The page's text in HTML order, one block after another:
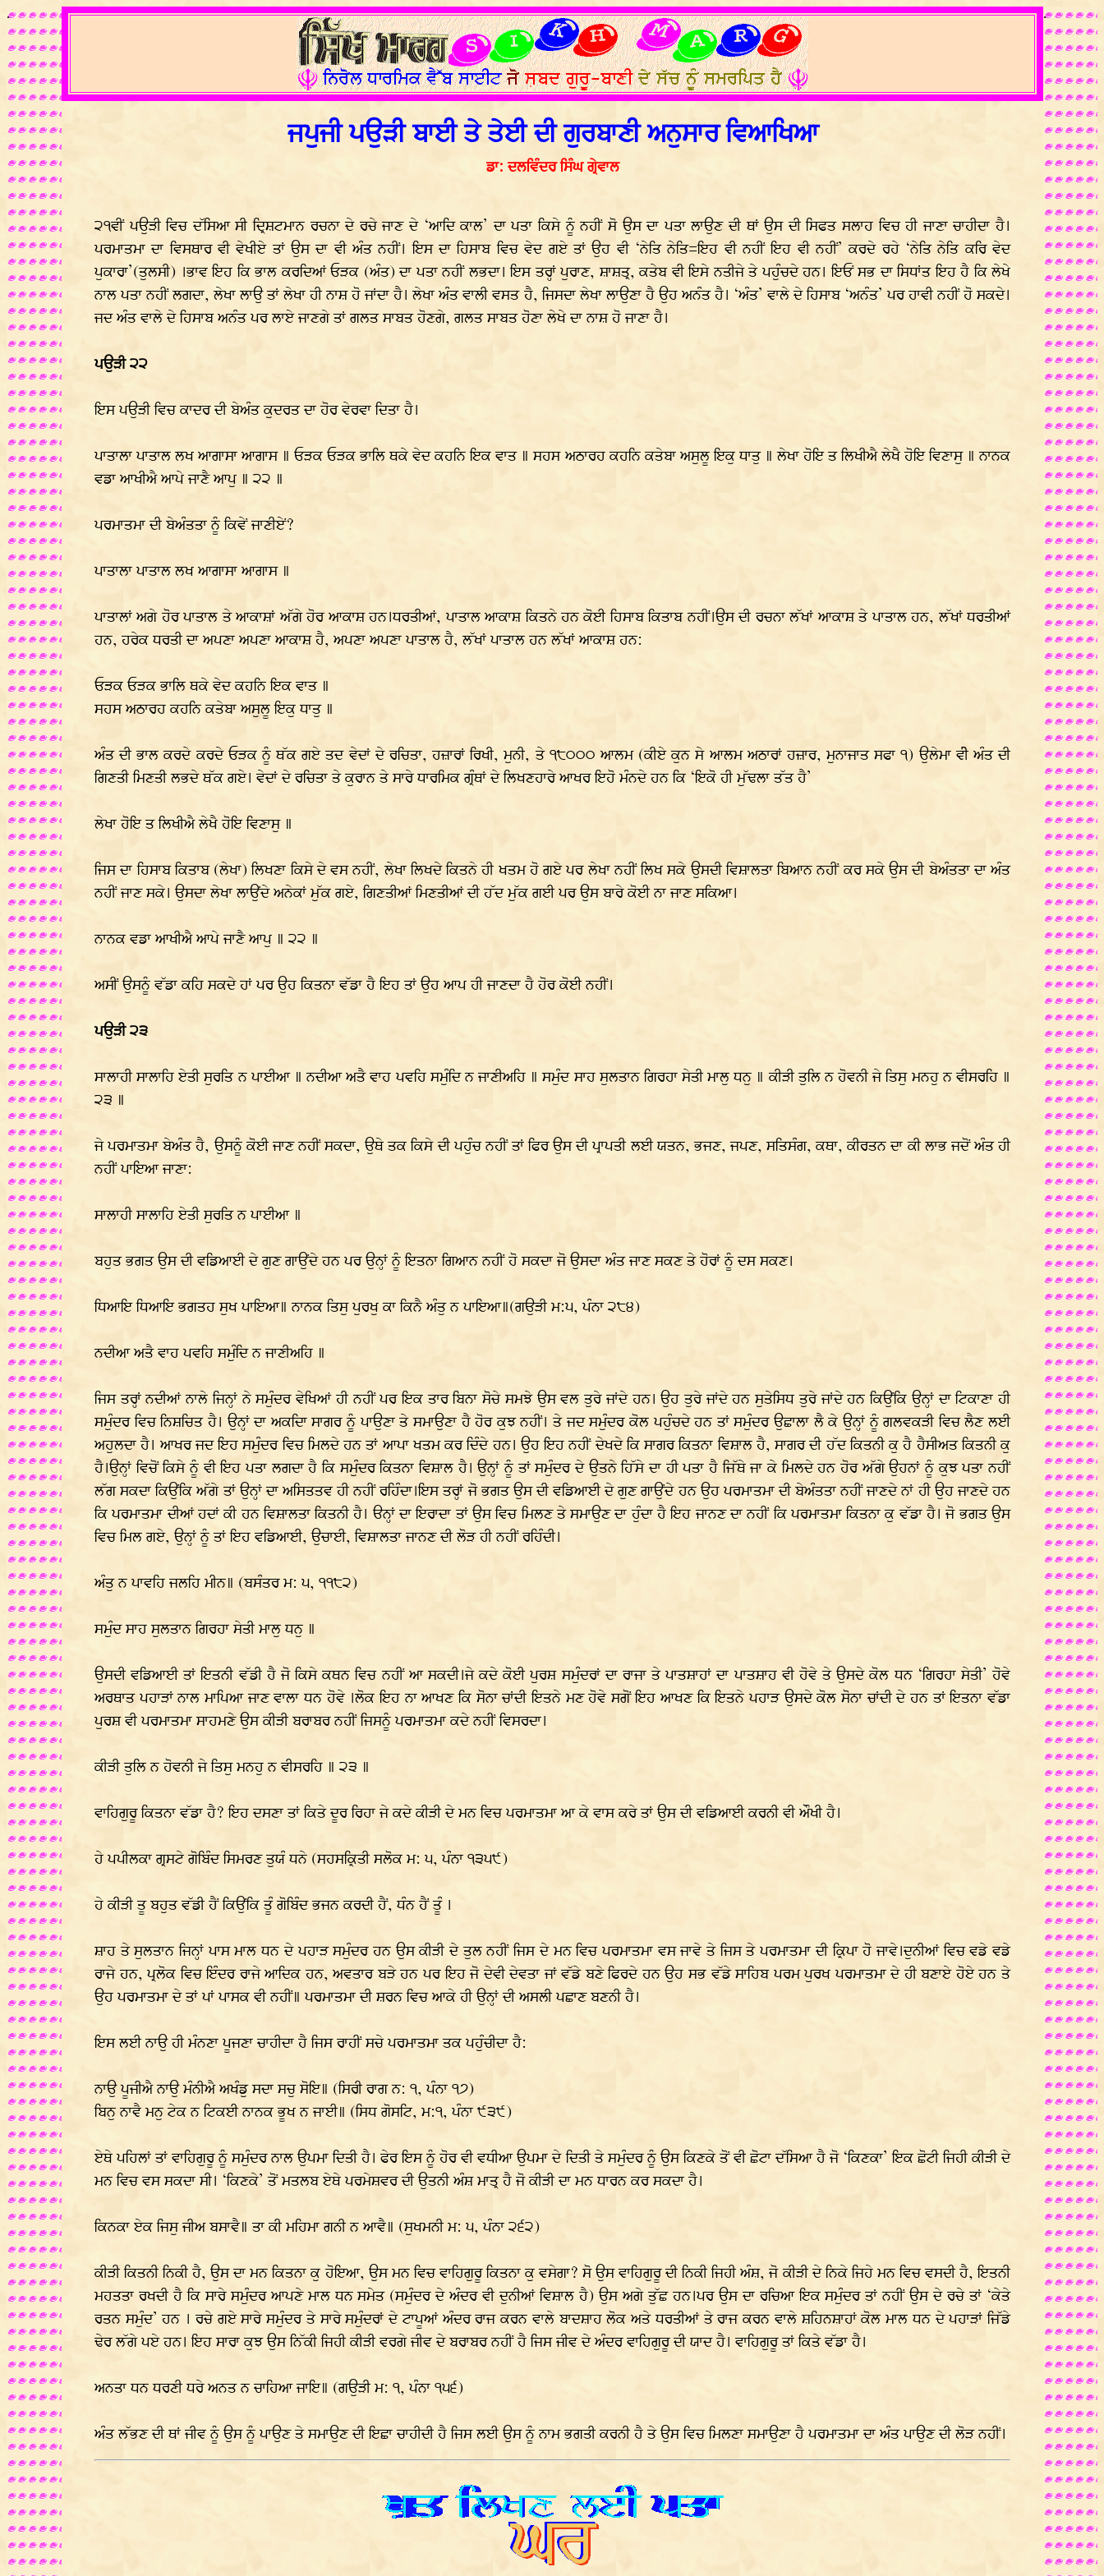
.
ਜਪੁਜੀ ਪਉੜੀ ਬਾਈ ਤੇ ਤੇਈ ਦੀ ਗੁਰਬਾਣੀ ਅਨੁਸਾਰ ਵਿਆਖਿਆ
ਡਾ: ਦਲਵਿੰਦਰ ਸਿੰਘ ਗ੍ਰੇਵਾਲ
੨੧ਵੀਂ ਪਉੜੀ ਵਿਚ ਦੱਸਿਆ ਸੀ ਦ੍ਰਿਸ਼ਟਮਾਨ ਰਚਨਾ ਦੇ ਰਚੇ ਜਾਣ ਦੇ ‘ਆਦਿ ਕਾਲ’ ਦਾ ਪਤਾ ਕਿਸੇ ਨੂੰ ਨਹੀਂ ਸੋ ਉਸ ਦਾ ਪਤਾ ਲਾਉਣ ਦੀ ਥਾਂ ਉਸ ਦੀ ਸਿਫਤ ਸਲਾਹ ਵਿਚ ਹੀ ਜਾਣਾ ਚਾਹੀਦਾ ਹੈ।
ਪਰਮਾਤਮਾ ਦਾ ਵਿਸਥਾਰ ਵੀ ਵੇਖੀਏ ਤਾਂ ਉਸ ਦਾ ਵੀ ਅੰਤ ਨਹੀਂ। ਇਸ ਦਾ ਹਿਸਾਬ ਵਿਚ ਵੇਦ ਗਏ ਤਾਂ ਉਹ ਵੀ ‘ਨੇਤਿ ਨੇਤਿ=ਇਹ ਵੀ ਨਹੀਂ ਇਹ ਵੀ ਨਹੀਂ’ ਕਰਦੇ ਰਹੇ ‘ਨੇਤਿ ਨੇਤਿ ਕਰਿ ਵੇਦ
ਪੁਕਾਰਾ’(ਤੁਲਸੀ) ।ਭਾਵ ਇਹ ਕਿ ਭਾਲ ਕਰਦਿਆਂ ਓੜਕ (ਅੰਤ) ਦਾ ਪਤਾ ਨਹੀਂ ਲਭਦਾ। ਇਸ ਤਰ੍ਹਾਂ ਪੁਰਾਣ, ਸ਼ਾਸ਼ਤ੍ਰ, ਕਤੇਬ ਵੀ ਇਸੇ ਨਤੀਜੇ ਤੇ ਪਹੁੰਚਦੇ ਹਨ। ਇਓਂ ਸਭ ਦਾ ਸਿਧਾਂਤ ਇਹ ਹੈ ਕਿ ਲੇਖੇ
ਨਾਲ ਪਤਾ ਨਹੀਂ ਲਗਦਾ, ਲੇਖਾ ਲਾਉ ਤਾਂ ਲੇਖਾ ਹੀ ਨਾਸ਼ ਹੋ ਜਾਂਦਾ ਹੈ। ਲੇਖਾ ਅੰਤ ਵਾਲੀ ਵਸਤ ਹੈ, ਜਿਸਦਾ ਲੇਖਾ ਲਾਉਣਾ ਹੈ ਉਹ ਅਨੰਤ ਹੈ। ‘ਅੰਤ’ ਵਾਲੇ ਦੇ ਹਿਸਾਬ ‘ਅਨੰਤ’ ਪਰ ਹਾਵੀ ਨਹੀਂ ਹੋ ਸਕਦੇ।
ਜਦ ਅੰਤ ਵਾਲੇ ਦੇ ਹਿਸਾਬ ਅਨੰਤ ਪਰ ਲਾਏ ਜਾਣਗੇ ਤਾਂ ਗਲਤ ਸਾਬਤ ਹੋਣਗੇ, ਗਲਤ ਸਾਬਤ ਹੋਣਾ ਲੇਖੇ ਦਾ ਨਾਸ਼ ਹੋ ਜਾਣਾ ਹੈ।
ਪਉੜੀ ੨੨
ਇਸ ਪਉੜੀ ਵਿਚ ਕਾਦਰ ਦੀ ਬੇਅੰਤ ਕੁਦਰਤ ਦਾ ਹੋਰ ਵੇਰਵਾ ਦਿਤਾ ਹੈ।
ਪਾਤਾਲਾ ਪਾਤਾਲ ਲਖ ਆਗਾਸਾ ਆਗਾਸ ॥ ਓੜਕ ਓੜਕ ਭਾਲਿ ਥਕੇ ਵੇਦ ਕਹਨਿ ਇਕ ਵਾਤ ॥ ਸਹਸ ਅਠਾਰਹ ਕਹਨਿ ਕਤੇਬਾ ਅਸੁਲੂ ਇਕੁ ਧਾਤੁ ॥ ਲੇਖਾ ਹੋਇ ਤ ਲਿਖੀਐ ਲੇਖੈ ਹੋਇ ਵਿਣਾਸੁ ॥ ਨਾਨਕ
ਵਡਾ ਆਖੀਐ ਆਪੇ ਜਾਣੈ ਆਪੁ ॥ ੨੨ ॥
ਪਰਮਾਤਮਾ ਦੀ ਬੇਅੰਤਤਾ ਨੂੰ ਕਿਵੇਂ ਜਾਣੀਏਂ?
ਪਾਤਾਲਾ ਪਾਤਾਲ ਲਖ ਆਗਾਸਾ ਆਗਾਸ ॥
ਪਾਤਾਲਾਂ ਅਗੇ ਹੋਰ ਪਾਤਾਲ ਤੇ ਆਕਾਸ਼ਾਂ ਅੱਗੇ ਹੋਰ ਆਕਾਸ਼ ਹਨ।ਧਰਤੀਆਂ, ਪਾਤਾਲ ਆਕਾਸ਼ ਕਿਤਨੇ ਹਨ ਕੋਈ ਹਿਸਾਬ ਕਿਤਾਬ ਨਹੀਂ।ਉਸ ਦੀ ਰਚਨਾ ਲੱਖਾਂ ਆਕਾਸ਼ ਤੇ ਪਾਤਾਲ ਹਨ, ਲੱਖਾਂ ਧਰਤੀਆਂ
ਹਨ, ਹਰੇਕ ਧਰਤੀ ਦਾ ਅਪਣਾ ਅਪਣਾ ਆਕਾਸ਼ ਹੈ, ਅਪਣਾ ਅਪਣਾ ਪਾਤਾਲ ਹੈ, ਲੱਖਾਂ ਪਾਤਾਲ ਹਨ ਲੱਖਾਂ ਆਕਾਸ਼ ਹਨ:
ਓੜਕ ਓੜਕ ਭਾਲਿ ਥਕੇ ਵੇਦ ਕਹਨਿ ਇਕ ਵਾਤ ॥
ਸਹਸ ਅਠਾਰਹ ਕਹਨਿ ਕਤੇਬਾ ਅਸੁਲੂ ਇਕੁ ਧਾਤੁ ॥
ਅੰਤ ਦੀ ਭਾਲ ਕਰਦੇ ਕਰਦੇ ਓੜਕ ਨੂੰ ਥੱਕ ਗਏ ਤਦ ਵੇਦਾਂ ਦੇ ਰਚਿਤਾ, ਹਜ਼ਾਰਾਂ ਰਿਖੀ, ਮੁਨੀ, ਤੇ ੧੮੦੦੦ ਆਲਮ (ਕੀਏ ਕੁਨ ਸੇ ਆਲਮ ਅਠਾਰਾਂ ਹਜ਼ਾਰ, ਮੁਨਾਜਾਤ ਸਫਾ ੧) ਉਲੇਮਾ ਵੀੇ ਅੰਤ ਦੀ
ਗਿਣਤੀ ਮਿਣਤੀ ਲਭਦੇ ਥੱਕ ਗਏ। ਵੇਦਾਂ ਦੇ ਰਚਿਤਾ ਤੇ ਕੁਰਾਨ ਤੇ ਸਾਰੇ ਧਾਰਮਿਕ ਗ੍ਰੰਥਾਂ ਦੇ ਲਿਖਣਹਾਰੇ ਆਖਰ ਇਹੋ ਮੰਨਦੇ ਹਨ ਕਿ ‘ਇਕੋ ਹੀ ਮੁੱਢਲਾ ਤੱਤ ਹੈ’
ਲੇਖਾ ਹੋਇ ਤ ਲਿਖੀਐ ਲੇਖੈ ਹੋਇ ਵਿਣਾਸੁ ॥
ਜਿਸ ਦਾ ਹਿਸਾਬ ਕਿਤਾਬ (ਲੇਖਾ) ਲਿਖਣਾ ਕਿਸੇ ਦੇ ਵਸ ਨਹੀਂ, ਲੇਖਾ ਲਿਖਦੇ ਕਿਤਨੇ ਹੀ ਖਤਮ ਹੋ ਗਏ ਪਰ ਲੇਖਾ ਨਹੀਂ ਲਿਖ ਸਕੇ ਉਸਦੀ ਵਿਸ਼ਾਲਤਾ ਬਿਆਨ ਨਹੀਂ ਕਰ ਸਕੇ ਉਸ ਦੀ ਬੇਅੰਤਤਾ ਦਾ ਅੰਤ
ਨਹੀਂ ਜਾਣ ਸਕੇ। ਉਸਦਾ ਲੇਖਾ ਲਾਉਂਦੇ ਅਨੇਕਾਂ ਮੁੱਕ ਗਏ, ਗਿਣਤੀਆਂ ਮਿਣਤੀਆਂ ਦੀ ਹੱਦ ਮੁੱਕ ਗਈ ਪਰ ਉਸ ਬਾਰੇ ਕੋਈ ਨਾ ਜਾਣ ਸਕਿਆ।
ਨਾਨਕ ਵਡਾ ਆਖੀਐ ਆਪੇ ਜਾਣੈ ਆਪੁ ॥ ੨੨ ॥
ਅਸੀਂ ਉਸਨੂੰ ਵੱਡਾ ਕਹਿ ਸਕਦੇ ਹਾਂ ਪਰ ਉਹ ਕਿਤਨਾ ਵੱਡਾ ਹੈ ਇਹ ਤਾਂ ਉਹ ਆਪ ਹੀ ਜਾਣਦਾ ਹੈ ਹੋਰ ਕੋਈ ਨਹੀਂ।
ਪਉੜੀ ੨੩
ਸਾਲਾਹੀ ਸਾਲਾਹਿ ਏਤੀ ਸੁਰਤਿ ਨ ਪਾਈਆ ॥ ਨਦੀਆ ਅਤੈ ਵਾਹ ਪਵਹਿ ਸਮੁੰਦਿ ਨ ਜਾਣੀਅਹਿ ॥ ਸਮੁੰਦ ਸਾਹ ਸੁਲਤਾਨ ਗਿਰਹਾ ਸੇਤੀ ਮਾਲੁ ਧਨੁ ॥ ਕੀੜੀ ਤੁਲਿ ਨ ਹੋਵਨੀ ਜੇ ਤਿਸੁ ਮਨਹੁ ਨ ਵੀਸਰਹਿ ॥
੨੩ ॥
ਜੇ ਪਰਮਾਤਮਾ ਬੇਅੰਤ ਹੈ, ਉਸਨੂੰ ਕੋਈ ਜਾਣ ਨਹੀਂ ਸਕਦਾ, ਉਥੇ ਤਕ ਕਿਸੇ ਦੀ ਪਹੁੰਚ ਨਹੀਂ ਤਾਂ ਫਿਰ ਉਸ ਦੀ ਪ੍ਰਾਪਤੀ ਲਈ ਯਤਨ, ਭਜਣ, ਜਪਣ, ਸਤਿਸੰਗ, ਕਥਾ, ਕੀਰਤਨ ਦਾ ਕੀ ਲਾਭ ਜਦੋਂ ਅੰਤ ਹੀ
ਨਹੀਂ ਪਾਇਆ ਜਾਣਾ:
ਸਾਲਾਹੀ ਸਾਲਾਹਿ ਏਤੀ ਸੁਰਤਿ ਨ ਪਾਈਆ ॥
ਬਹੁਤ ਭਗਤ ਉਸ ਦੀ ਵਡਿਆਈ ਦੇ ਗੁਣ ਗਾਉਂਦੇ ਹਨ ਪਰ ਉਨ੍ਹਾਂ ਨੂੰ ਇਤਨਾ ਗਿਆਨ ਨਹੀਂ ਹੋ ਸਕਦਾ ਜੋ ਉਸਦਾ ਅੰਤ ਜਾਣ ਸਕਣ ਤੇ ਹੋਰਾਂ ਨੂੰ ਦਸ ਸਕਣ।
ਧਿਆਇ ਧਿਆਇ ਭਗਤਹ ਸੁਖ ਪਾਇਆ॥ ਨਾਨਕ ਤਿਸੁ ਪੁਰਖੁ ਕਾ ਕਿਨੈ ਅੰਤੁ ਨ ਪਾਇਆ॥(ਗਉੜੀ ਮ:੫, ਪੰਨਾ ੨੮੪)
ਨਦੀਆ ਅਤੈ ਵਾਹ ਪਵਹਿ ਸਮੁੰਦਿ ਨ ਜਾਣੀਅਹਿ ॥
ਜਿਸ ਤਰ੍ਹਾਂ ਨਦੀਆਂ ਨਾਲੇ ਜਿਨ੍ਹਾਂ ਨੇ ਸਮੁੰਦਰ ਵੇਖਿਆਂ ਹੀ ਨਹੀਂ ਪਰ ਇਕ ਤਾਰ ਬਿਨਾ ਸੋਚੇ ਸਮਝੇ ਉਸ ਵਲ ਤੁਰੇ ਜਾਂਦੇ ਹਨ। ਉਹ ਤੁਰੇ ਜਾਂਦੇ ਹਨ ਸੁਤੇਸਿਧ ਤੁਰੇ ਜਾਂਦੇ ਹਨ ਕਿਉਂਕਿ ਉਨ੍ਹਾਂ ਦਾ ਟਿਕਾਣਾ ਹੀ
ਸਮੁੰਦਰ ਵਿਚ ਨਿਸ਼ਚਿਤ ਹੈ। ਉਨ੍ਹਾਂ ਦਾ ਅਕਦਿਾ ਸਾਗਰ ਨੂੰ ਪਾਉਣਾ ਤੇ ਸਮਾਉਣਾ ਹੈ ਹੋਰ ਕੁਝ ਨਹੀਂ। ਤੇ ਜਦ ਸਮੁੰਦਰ ਕੋਲ ਪਹੁੰਚਦੇ ਹਨ ਤਾਂ ਸਮੁੰਦਰ ਉਛਾਲਾ ਲੈ ਕੇ ਉਨ੍ਹਾਂ ਨੂੰ ਗਲਵਕੜੀ ਵਿਚ ਲੈਣ ਲਈ
ਅਹੁਲਦਾ ਹੈ। ਆਖਰ ਜਦ ਇਹ ਸਮੁੰਦਰ ਵਿਚ ਮਿਲਦੇ ਹਨ ਤਾਂ ਆਪਾ ਖਤਮ ਕਰ ਦਿੰਦੇ ਹਨ। ਉਹ ਇਹ ਨਹੀਂ ਦੇਖਦੇ ਕਿ ਸਾਗਰ ਕਿਤਨਾ ਵਿਸ਼ਾਲ ਹੈ, ਸਾਗਰ ਦੀ ਹੱਦ ਕਿਤਨੀ ਕੁ ਹੈ ਹੈਸੀਅਤ ਕਿਤਨੀ ਕੁ
ਹੈ।ਉਨ੍ਹਾਂ ਵਿਚੋਂ ਕਿਸੇ ਨੂੰ ਵੀ ਇਹ ਪਤਾ ਲਗਦਾ ਹੈ ਕਿ ਸਮੁੰਦਰ ਕਿਤਨਾ ਵਿਸ਼ਾਲ ਹੈ। ਉਨ੍ਹਾਂ ਨੂੰ ਤਾਂ ਸਮੁੰਦਰ ਦੇ ਉਤਨੇ ਹਿੱਸੇ ਦਾ ਹੀ ਪਤਾ ਹੈ ਜਿੱਥੇ ਜਾ ਕੇ ਮਿਲਦੇ ਹਨ ਹੋਰ ਅੱਗੇ ਉਹਨਾਂ ਨੂੰ ਕੁਝ ਪਤਾ ਨਹੀਂ
ਲੱਗ ਸਕਦਾ ਕਿਉਂਕਿ ਅੱਗੇ ਤਾਂ ਉਨ੍ਹਾਂ ਦਾ ਅਸਿਤਤਵ ਹੀ ਨਹੀਂ ਰਹਿੰਦਾ।ਇਸ ਤਰ੍ਹਾਂ ਜੋ ਭਗਤ ਉਸ ਦੀ ਵਡਿਆਈ ਦੇ ਗੁਣ ਗਾਉਂਦੇ ਹਨ ਉਹ ਪਰਮਾਤਮਾ ਦੀ ਬੇਅੰਤਤਾ ਨਹੀਂ ਜਾਣਦੇ ਨਾਂ ਹੀ ਉਹ ਜਾਣਦੇ ਹਨ
ਕਿ ਪਰਮਾਤਮਾ ਦੀਆਂ ਹਦਾਂ ਕੀ ਹਨ ਵਿਸ਼ਾਲਤਾ ਕਿਤਨੀ ਹੈ। ੳਨ੍ਹਾਂ ਦਾ ਇਰਾਦਾ ਤਾਂ ਉਸ ਵਿਚ ਮਿਲਣ ਤੇ ਸਮਾਉਣ ਦਾ ਹੁੰਦਾ ਹੈ ਇਹ ਜਾਨਣ ਦਾ ਨਹੀਂ ਕਿ ਪਰਮਾਤਮਾ ਕਿਤਨਾ ਕੁ ਵੱਡਾ ਹੈ। ਜੋ ਭਗਤ ਉਸ
ਵਿਚ ਮਿਲ ਗਏ, ਉਨ੍ਹਾਂ ਨੂੰ ਤਾਂ ਇਹ ਵਡਿਆਈ, ਉਚਾਈ, ਵਿਸ਼ਾਲਤਾ ਜਾਨਣ ਦੀ ਲੋੜ ਹੀ ਨਹੀਂ ਰਹਿੰਦੀ।
ਅੰਤੁ ਨ ਪਾਵਹਿ ਜਲਹਿ ਮੀਨ॥ (ਬਸੰਤਰ ਮ: ੫, ੧੧੮੨)
ਸਮੁੰਦ ਸਾਹ ਸੁਲਤਾਨ ਗਿਰਹਾ ਸੇਤੀ ਮਾਲੁ ਧਨੁ ॥
ਉਸਦੀ ਵਡਿਆਈ ਤਾਂ ਇਤਨੀ ਵੱਡੀ ਹੈ ਜੋ ਕਿਸੇ ਕਥਨ ਵਿਚ ਨਹੀਂ ਆ ਸਕਦੀ।ਜੇ ਕਦੇ ਕੋਈ ਪੁਰਸ਼ ਸਮੁੰਦਰਾਂ ਦਾ ਰਾਜਾ ਤੇ ਪਾਤਸ਼ਾਹਾਂ ਦਾ ਪਾਤਸ਼ਾਹ ਵੀ ਹੋਵੇ ਤੇ ਉਸਦੇ ਕੋਲ ਧਨ ‘ਗਿਰਹਾ ਸੇਤੀ’ ਹੋਵੇ
ਅਰਥਾਤ ਪਹਾੜਾਂ ਨਾਲ ਮਾਪਿਆ ਜਾਣ ਵਾਲਾ ਧਨ ਹੋਵੇ ।ਲੋਕ ਇਹ ਨਾ ਆਖਣ ਕਿ ਸੋਨਾ ਚਾਂਦੀ ਇਤਨੇ ਮਣ ਹੋਵੇ ਸਗੋਂ ਇਹ ਆਖਣ ਕਿ ਇਤਨੇ ਪਹਾੜ ਉਸਦੇ ਕੋਲ ਸੋਨਾ ਚਾਂਦੀ ਦੇ ਹਨ ਤਾਂ ਇਤਨਾ ਵੱਡਾ
ਪੁਰਸ਼ ਵੀ ਪਰਮਾਤਮਾ ਸਾਹਮਣੇ ਉਸ ਕੀੜੀ ਬਰਾਬਰ ਨਹੀਂ ਜਿਸਨੂੰ ਪਰਮਾਤਮਾ ਕਦੇ ਨਹੀਂ ਵਿਸਰਦਾ।
ਕੀੜੀ ਤੁਲਿ ਨ ਹੋਵਨੀ ਜੇ ਤਿਸੁ ਮਨਹੁ ਨ ਵੀਸਰਹਿ ॥ ੨੩ ॥
ਵਾਹਿਗੁਰੂ ਕਿਤਨਾ ਵੱਡਾ ਹੈ? ਇਹ ਦਸਣਾ ਤਾਂ ਕਿਤੇ ਦੂਰ ਰਿਹਾ ਜੇ ਕਦੇ ਕੀੜੀ ਦੇ ਮਨ ਵਿਚ ਪਰਮਾਤਮਾ ਆ ਕੇ ਵਾਸ ਕਰੇ ਤਾਂ ਉਸ ਦੀ ਵਡਿਆਈ ਕਰਨੀ ਵੀ ਔਖੀ ਹੈ।
ਹੇ ਪਪੀਲਕਾ ਗ੍ਰਸਟੇ ਗੋਬਿੰਦ ਸਿਮਰਣ ਤੁਯੰ ਧਨੇ (ਸਹਸਕ੍ਰਿਤੀ ਸਲੋਕ ਮ: ੫, ਪੰਨਾ ੧੩੫੯)
ਹੇ ਕੀੜੀ ਤੂ ਬਹੁਤ ਵੱਡੀ ਹੈਂ ਕਿਉਂਕਿ ਤੂੰ ਗੋਬਿੰਦ ਭਜਨ ਕਰਦੀ ਹੈਂ, ਧੰਨ ਹੈਂ ਤੂੰ ।
ਸ਼ਾਹ ਤੇ ਸੁਲਤਾਨ ਜਿਨ੍ਹਾਂ ਪਾਸ ਮਾਲ ਧਨ ਦੇ ਪਹਾੜ ਸਮੁੰਦਰ ਹਨ ਉਸ ਕੀੜੀ ਦੇ ਤੁਲ ਨਹੀਂ ਜਿਸ ਦੇ ਮਨ ਵਿਚ ਪਰਮਾਤਮਾ ਵਸ ਜਾਵੇ ਤੇ ਜਿਸ ਤੇ ਪਰਮਾਤਮਾ ਦੀ ਕ੍ਰਿਪਾ ਹੋ ਜਾਵੇ।ਦੁਨੀਆਂ ਵਿਚ ਵਡੇ ਵਡੇ
ਰਾਜੇ ਹਨ, ਪ੍ਰਲੋਕ ਵਿਚ ਇੰਦਰ ਰਾਜੇ ਆਦਿਕ ਹਨ, ਅਵਤਾਰ ਬੜੇ ਹਨ ਪਰ ਇਹ ਜੋ ਦੇਵੀ ਦੇਵਤਾ ਜਾਂ ਵੱਡੇ ਬਣੇ ਫਿਰਦੇ ਹਨ ਉਹ ਸਭ ਵੱਡੇ ਸਾਹਿਬ ਪਰਮ ਪੁਰਖ ਪਰਮਾਤਮਾ ਦੇ ਹੀ ਬਣਾਏ ਹੋਏ ਹਨ ਤੇ
ਉਹ ਪਰਮਾਤਮਾ ਦੇ ਤਾਂ ਪਾਂ ਪਾਸਕ ਵੀ ਨਹੀਂ॥ ਪਰਮਾਤਮਾ ਦੀ ਸ਼ਰਨ ਵਿਚ ਆਕੇ ਹੀ ਉਨ੍ਹਾਂ ਦੀ ਅਸਲੀ ਪਛਾਣ ਬਣਨੀ ਹੈ।
ਇਸ ਲਈ ਨਾਉ ਹੀ ਮੰਨਣਾ ਪੂਜਣਾ ਚਾਹੀਦਾ ਹੈ ਜਿਸ ਰਾਹੀਂ ਸਚੇ ਪਰਮਾਤਮਾ ਤਕ ਪਹੁੰਚੀਦਾ ਹੈ:
ਨਾਉ ਪੂਜੀਐ ਨਾਉ ਮੰਨੀਐ ਅਖੰਡੁ ਸਦਾ ਸਚੁ ਸੋਇ॥ (ਸਿਰੀ ਰਾਗ ਨ: ੧, ਪੰਨਾ ੧੭)
ਬਿਨੁ ਨਾਵੈ ਮਨੁ ਟੇਕ ਨ ਟਿਕਈ ਨਾਨਕ ਭੂਖ ਨ ਜਾਈ॥ (ਸਿਧ ਗੋਸਟਿ, ਮ:੧, ਪੰਨਾ ੯੩੯)
ਏਥੇ ਪਹਿਲਾਂ ਤਾਂ ਵਾਹਿਗੁਰੂ ਨੂੰ ਸਮੁੰਦਰ ਨਾਲ ਉਪਮਾ ਦਿਤੀ ਹੈ। ਫੇਰ ਇਸ ਨੂੰ ਹੋਰ ਵੀ ਵਧੀਆ ਉਪਮਾ ਦੇ ਦਿਤੀ ਤੇ ਸਮੁੰਦਰ ਨੂੰ ਉਸ ਕਿਣਕੇ ਤੋਂ ਵੀ ਛੋਟਾ ਦੱਸਿਆ ਹੈ ਜੋ ‘ਕਿਣਕਾ’ ਇਕ ਛੋਟੀ ਜਿਹੀ ਕੀੜੀ ਦੇ
ਮਨ ਵਿਚ ਵਸ ਸਕਦਾ ਸੀ। ‘ਕਿਣਕੇ’ ਤੋਂ ਮਤਲਬ ਏਥੇ ਪਰਮੇਸ਼ਵਰ ਦੀ ਉਤਨੀ ਅੰਸ਼ ਮਾਤ੍ਰ ਹੈ ਜੋ ਕੀੜੀ ਦਾ ਮਨ ਧਾਰਨ ਕਰ ਸਕਦਾ ਹੈ।
ਕਿਨਕਾ ਏਕ ਜਿਸੁ ਜੀਅ ਬਸਾਵੈ॥ ਤਾ ਕੀ ਮਹਿਮਾ ਗਨੀ ਨ ਆਵੈ॥ (ਸੁਖਮਨੀ ਮ: ੫, ਪੰਨਾ ੨੬੨)
ਕੀੜੀ ਕਿਤਨੀ ਨਿਕੀ ਹੈ, ਉਸ ਦਾ ਮਨ ਕਿਤਨਾ ਕੁ ਹੋਇਆ, ਉਸ ਮਨ ਵਿਚ ਵਾਹਿਗੁਰੂ ਕਿਤਨਾ ਕੁ ਵਸੇਗਾ? ਸੋ ਉਸ ਵਾਹਿਗੁਰੂ ਦੀ ਨਿਕੀ ਜਿਹੀ ਅੰਸ਼, ਜੋ ਕੀੜੀ ਦੇ ਨਿਕੇ ਜਿਹੇ ਮਨ ਵਿਚ ਵਸਦੀ ਹੈ, ਇਤਨੀ
ਮਹਤਤਾ ਰਖਦੀ ਹੈ ਕਿ ਸਾਰੇ ਸਮੁੰਦਰ ਆਪਣੇ ਮਾਲ ਧਨ ਸਮੇਤ (ਸਮੁੰਦਰ ਦੇ ਅੰਦਰ ਵੀ ਦੁਨੀਆਂ ਵਿਸ਼ਾਲ ਹੈ) ਉਸ ਅਗੇ ਤੁੱਛ ਹਨ।ਪਰ ਉਸ ਦਾ ਰਚਿਆ ਇਕ ਸਮੁੰਦਰ ਤਾਂ ਨਹੀਂ ਉਸ ਦੇ ਰਚੇ ਤਾਂ ‘ਕੇਤੇ
ਰਤਨ ਸਮੁੰਦ’ ਹਨ । ਰਚੇ ਗਏ ਸਾਰੇ ਸਮੁੰਦਰ ਤੇ ਸਾਰੇ ਸਮੁੰਦਰਾਂ ਦੇ ਟਾਪੂਆਂ ਅੰਦਰ ਰਾਜ ਕਰਨ ਵਾਲੇ ਬਾਦਸ਼ਾਹ ਲੋਕ ਅਤੇ ਧਰਤੀਆਂ ਤੇ ਰਾਜ ਕਰਨ ਵਾਲੇ ਸ਼ਹਿਨਸ਼ਾਹਾਂ ਕੋਲ ਮਾਲ ਧਨ ਦੇ ਪਹਾੜਾਂ ਜਿੱਡੇ
ਢੇਰ ਲੱਗੇ ਪਏ ਹਨ। ਇਹ ਸਾਰਾ ਕੁਝ ਉਸ ਨਿੱਕੀ ਜਿਹੀ ਕੀੜੀ ਵਰਗੇ ਜੀਵ ਦੇ ਬਰਾਬਰ ਨਹੀਂ ਹੈ ਜਿਸ ਜੀਵ ਦੇ ਅੰਦਰ ਵਾਹਿਗੁਰੂ ਦੀ ਯਾਦ ਹੈ। ਵਾਹਿਗੁਰੂ ਤਾਂ ਕਿਤੇ ਵੱਡਾ ਹੈ।
ਅਨਤਾ ਧਨ ਧਰਣੀ ਧਰੇ ਅਨਤ ਨ ਚਾਹਿਆ ਜਾਇ॥ (ਗਉੜੀ ਮ: ੧, ਪੰਨਾ ੧੫੬)
ਅੰਤ ਲੱਭਣ ਦੀ ਥਾਂ ਜੀਵ ਨੂੰ ਉਸ ਨੂੰ ਪਾਉਣ ਤੇ ਸਮਾਉਣ ਦੀ ਇਛਾ ਚਾਹੀਦੀ ਹੈ ਜਿਸ ਲਈ ਉਸ ਨੂੰ ਨਾਮ ਭਗਤੀ ਕਰਨੀ ਹੈ ਤੇ ਉਸ ਵਿਚ ਮਿਲਣਾ ਸਮਾਉਣਾ ਹੈ ਪਰਮਾਤਮਾ ਦਾ ਅੰਤ ਪਾਉਣ ਦੀ ਲੋੜ ਨਹੀਂ।
.